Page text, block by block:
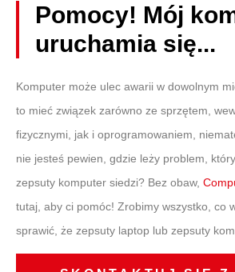
Pomocy! Mój
uruchamia się...
Komputer może ulec awarii w dowolnym
to mieć związek zarówno ze sprzętem,
fizycznymi, jak i oprogramowaniem,
nie jesteś pewien, gdzie leży problem,
zepsuty komputer siedzi? Bez obaw,
tutaj, aby ci pomóc! Zrobimy wszystko, co
sprawić, że zepsuty laptop lub zepsuty